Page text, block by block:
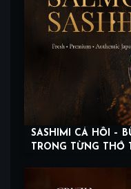
SASHIMI CÁ HỒI –
TRONG TỪNG THỚ